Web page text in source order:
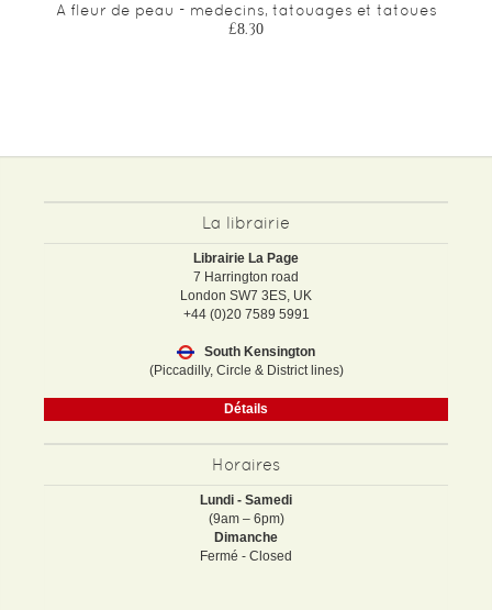
A fleur de peau - medecins, tatouages et tatoues
£8.30
La librairie
Librairie La Page
7 Harrington road
London SW7 3ES, UK
+44 (0)20 7589 5991
South Kensington
(Piccadilly, Circle & District lines)
Détails
Horaires
Lundi - Samedi
(9am – 6pm)
Dimanche
Fermé - Closed